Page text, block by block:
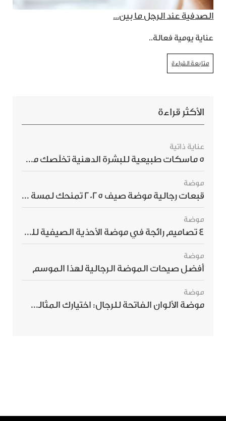
الصدفية عند الرجل ما بين...
عناية يومية فعالة..
متابعة القراءة
الأكثر قراءة
عناية ذاتية
5 ماسكات طبيعية للبشرة الدهنية تخلّصك من الحبوب بسرعة
موضة
قبعات رجالية موضة صيف 2025 تمنحك لمسة أناقة استثنائية
موضة
4 تصاميم رائجة في موضة الأحذية الصيفية للرجال هذا الموسم
موضة
أفضل صيحات الموضة الرجالية لهذا الموسم
موضة
موضة الألوان الفاتحة للرجال: اختيارك المثالي لإطلالة صيفية مبهرة